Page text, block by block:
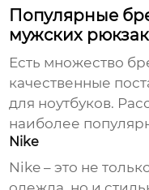
Популярные
мужских
Есть множество
качественные
для ноутбуков.
наиболее
Nike
Nike – это не